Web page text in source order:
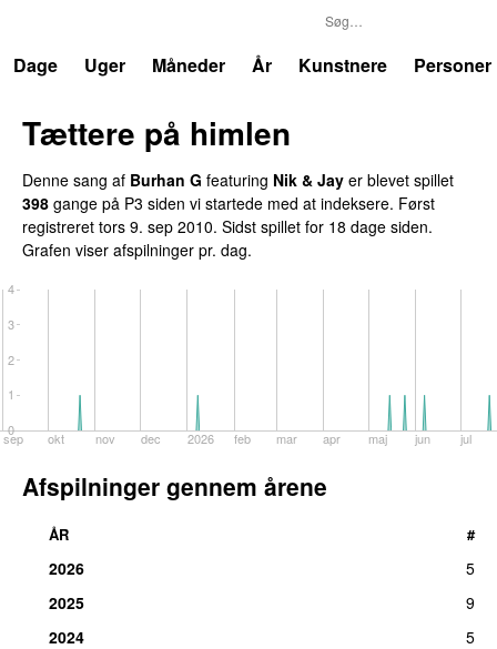
Dage
Uger Måneder År Kunstnere Personer
Tættere på himlen
Denne sang af Burhan G featuring Nik & Jay er blevet spillet
398 gange på P3 siden vi startede med at indeksere. Først
registreret tors 9. sep 2010. Sidst spillet for 18 dage siden.
Grafen viser afspilninger pr. dag.
sep okt nov dec 2026 feb mar apr maj jun jul
0
1
2
3
4
Afspilninger gennem årene
ÅR #
2026
5
2025
9
2024
5